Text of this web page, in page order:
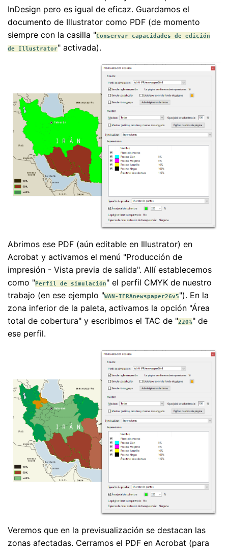
InDesign pero es igual de eficaz. Guardamos el
documento de Illustrator como PDF (de momento
siempre con la casilla "Conservar capacidades de edición
de Illustrator" activada).
Abrimos ese PDF (aún editable en Illustrator) en
Acrobat y activamos el menú "Producción de
impresión - Vista previa de salida". Allí establecemos
como "Perfil de simulación" el perfil CMYK de nuestro
trabajo (en ese ejemplo "WAN-IFRAnewspaper26v5"). En la
zona inferior de la paleta, activamos la opción "Área
total de cobertura" y escribimos el TAC de "220%" de
ese perfil.
Veremos que en la previsualización se destacan las
zonas afectadas. Cerramos el PDF en Acrobat (para